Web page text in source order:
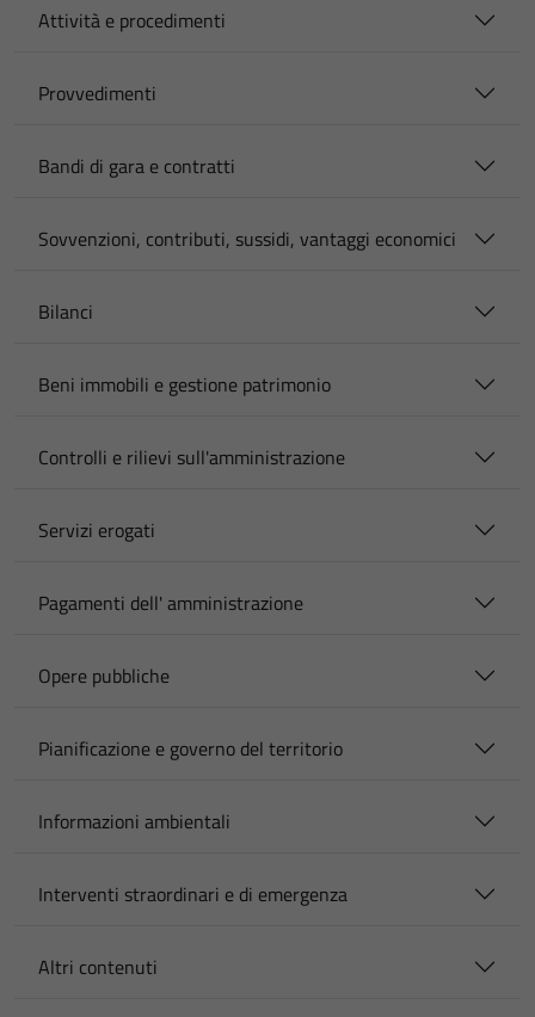
Attività e procedimenti
Provvedimenti
Bandi di gara e contratti
Sovvenzioni, contributi, sussidi, vantaggi economici
Bilanci
Beni immobili e gestione patrimonio
Controlli e rilievi sull'amministrazione
Servizi erogati
Pagamenti dell' amministrazione
Opere pubbliche
Pianificazione e governo del territorio
Informazioni ambientali
Interventi straordinari e di emergenza
Altri contenuti